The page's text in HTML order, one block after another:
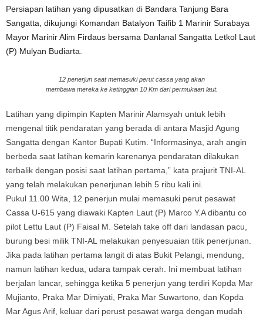
Persiapan latihan yang dipusatkan di Bandara Tanjung Bara
Sangatta, dikujungi Komandan Batalyon Taifib 1 Marinir Surabaya
Mayor Marinir Alim Firdaus bersama Danlanal Sangatta Letkol Laut
(P) Mulyan Budiarta.
12 penerjun saat memasuki perut cassa yang akan
membawa mereka ke ketinggian 10 Km dari permukaan laut.
Latihan yang dipimpin Kapten Marinir Alamsyah untuk lebih
mengenal titik pendaratan yang berada di antara Masjid Agung
Sangatta dengan Kantor Bupati Kutim. “Informasinya, arah angin
berbeda saat latihan kemarin karenanya pendaratan dilakukan
terbalik dengan posisi saat latihan pertama,” kata prajurit TNI-AL
yang telah melakukan penerjunan lebih 5 ribu kali ini.
Pukul 11.00 Wita, 12 penerjun mulai memasuki perut pesawat
Cassa U-615 yang diawaki Kapten Laut (P) Marco Y.A dibantu co
pilot Lettu Laut (P) Faisal M. Setelah take off dari landasan pacu,
burung besi milik TNI-AL melakukan penyesuaian titik penerjunan.
Jika pada latihan pertama langit di atas Bukit Pelangi, mendung,
namun latihan kedua, udara tampak cerah. Ini membuat latihan
berjalan lancar, sehingga ketika 5 penerjun yang terdiri Kopda Mar
Mujianto, Praka Mar Dimiyati, Praka Mar Suwartono, dan Kopda
Mar Agus Arif, keluar dari perust pesawat warga dengan mudah